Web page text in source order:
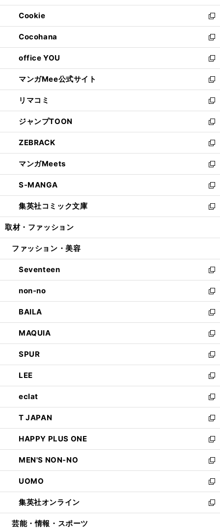
開
く
ウ
で
開
く
ン
ド
ウ
で
開
く
ウ
ィ
ン
ド
ウ
で
開
く
Cookie
新
し
い
ウ
ィ
ン
ド
ウ
で
開
く
Cocohana
新
し
い
ウ
ィ
ン
ド
ウ
で
開
く
office YOU
新
し
い
ウ
ィ
ン
ド
ウ
で
開
く
マンガMee公式サイト
新
し
い
ウ
ィ
ン
ド
ウ
で
開
く
リマコミ
新
し
い
ウ
ィ
ン
ド
ウ
で
開
く
ジャンプTOON
新
し
い
ウ
ィ
ン
ド
ウ
で
開
ZEBRACK
新
し
い
ウ
ィ
ン
ド
ウ
開
マンガMeets
新
し
い
ウ
ィ
ン
ウ
開
く
S-MANGA
新
し
い
ウ
ン
ウ
で
開
く
集英社コミック文庫
新
し
ウ
ン
ド
ウ
で
開
く
取材・ファッション
ファッション・美容
Seventeen
新
し
い
ウ
ィ
ン
ド
ウ
で
開
く
non-no
新
し
い
ウ
ィ
ン
ド
ウ
で
開
く
BAILA
新
し
い
ウ
ィ
ン
ド
ウ
で
開
く
MAQUIA
新
し
い
ウ
ィ
ン
ド
ウ
で
開
く
SPUR
新
し
い
ウ
ィ
ン
ド
ウ
で
開
く
LEE
新
し
い
ウ
ィ
ン
ド
ウ
で
開
く
eclat
新
し
い
ウ
ィ
ン
ド
ウ
で
開
く
T JAPAN
新
し
い
ウ
ィ
ン
ド
ウ
で
開
HAPPY PLUS ONE
新
し
い
ウ
ィ
ン
ド
ウ
MEN'S NON-NO
新
し
い
ウ
ィ
ン
UOMO
新
し
い
ウ
集英社オンライン
新
し
芸能・情報・スポーツ